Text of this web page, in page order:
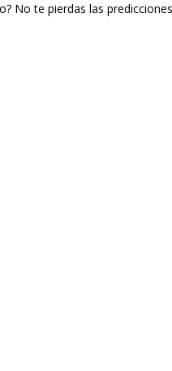
No te pierdas las